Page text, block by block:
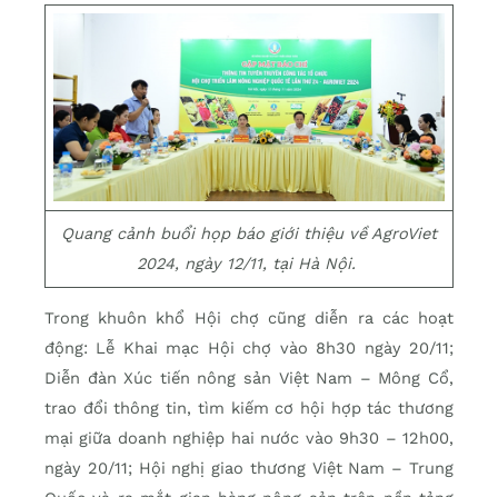
Quang cảnh buổi họp báo giới thiệu về AgroViet
2024, ngày 12/11, tại Hà Nội.
Trong khuôn khổ Hội chợ cũng diễn ra các hoạt
động: Lễ Khai mạc Hội chợ vào 8h30 ngày 20/11;
Diễn đàn Xúc tiến nông sản Việt Nam – Mông Cổ,
trao đổi thông tin, tìm kiếm cơ hội hợp tác thương
mại giữa doanh nghiệp hai nước vào 9h30 – 12h00,
ngày 20/11; Hội nghị giao thương Việt Nam – Trung